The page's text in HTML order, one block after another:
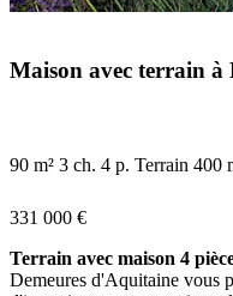
Maison avec terrain à
90 m² 3 ch. 4 p. Terrain 400
331 000 €
Terrain avec maison 4
Demeures d'Aquitaine vous